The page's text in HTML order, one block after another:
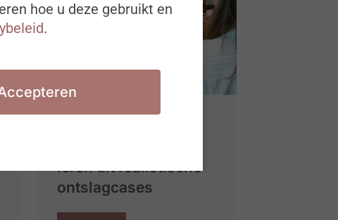
leren uit realistische
ontslagcases
hoe u deze gebruikt en
.